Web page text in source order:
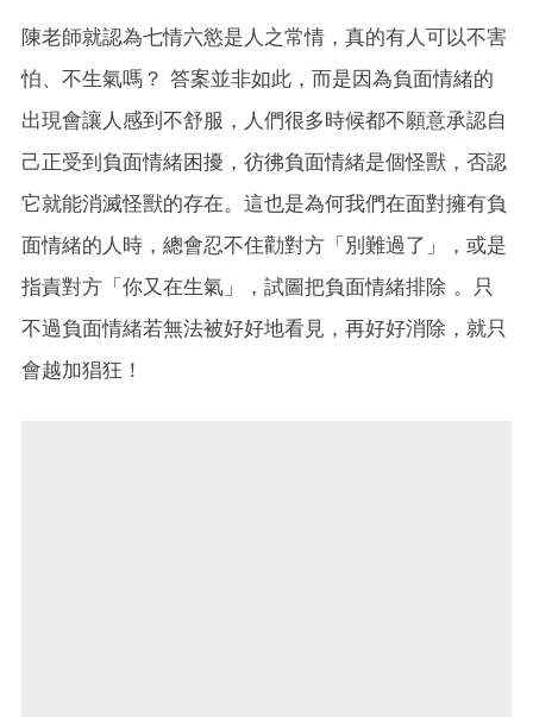
陳老師就認為七情六慾是人之常情，真的有人可以不害
怕、不生氣嗎？ 答案並非如此，而是因為負面情緒的
出現會讓人感到不舒服，人們很多時候都不願意承認自
己正受到負面情緒困擾，彷彿負面情緒是個怪獸，否認
它就能消滅怪獸的存在。這也是為何我們在面對擁有負
面情緒的人時，總會忍不住勸對方「別難過了」，或是
指責對方「你又在生氣」，試圖把負面情緒排除 。只
不過負面情緒若無法被好好地看見，再好好消除，就只
會越加猖狂！